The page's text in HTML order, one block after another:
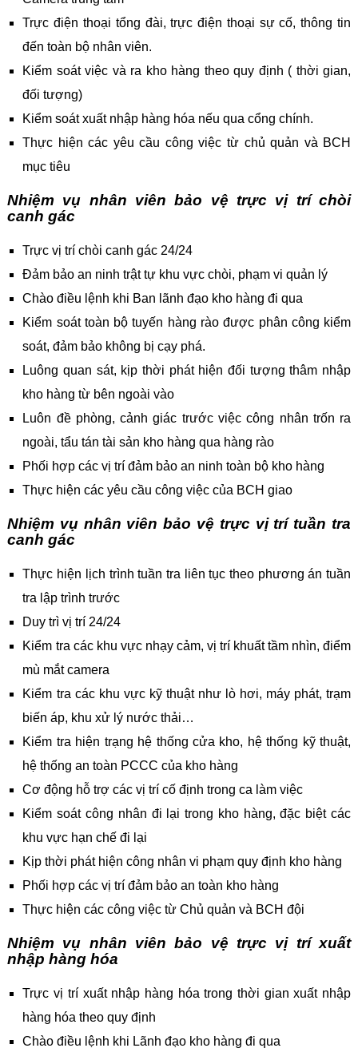
Trực điện thoại tổng đài, trực điện thoại sự cố, thông tin
đến toàn bộ nhân viên.
Kiểm soát việc và ra kho hàng theo quy định ( thời gian,
đối tượng)
Kiểm soát xuất nhập hàng hóa nếu qua cổng chính.
Thực hiện các yêu cầu công việc từ chủ quản và BCH
mục tiêu
Nhiệm vụ nhân viên bảo vệ trực vị trí chòi
canh gác
Trực vị trí chòi canh gác 24/24
Đảm bảo an ninh trật tự khu vực chòi, phạm vi quản lý
Chào điều lệnh khi Ban lãnh đạo kho hàng đi qua
Kiểm soát toàn bộ tuyến hàng rào được phân công kiểm
soát, đảm bảo không bị cạy phá.
Luông quan sát, kịp thời phát hiện đối tượng thâm nhập
kho hàng từ bên ngoài vào
Luôn đề phòng, cảnh giác trước việc công nhân trốn ra
ngoài, tẩu tán tài sản kho hàng qua hàng rào
Phối hợp các vị trí đảm bảo an ninh toàn bộ kho hàng
Thực hiện các yêu cầu công việc của BCH giao
Nhiệm vụ nhân viên bảo vệ trực vị trí tuần tra
canh gác
Thực hiện lịch trình tuần tra liên tục theo phương án tuần
tra lập trình trước
Duy trì vị trí 24/24
Kiểm tra các khu vực nhạy cảm, vị trí khuất tầm nhìn, điểm
mù mắt camera
Kiểm tra các khu vực kỹ thuật như lò hơi, máy phát, trạm
biến áp, khu xử lý nước thải…
Kiểm tra hiện trạng hệ thống cửa kho, hệ thống kỹ thuật,
hệ thống an toàn PCCC của kho hàng
Cơ động hỗ trợ các vị trí cố định trong ca làm việc
Kiểm soát công nhân đi lại trong kho hàng, đặc biệt các
khu vực hạn chế đi lại
Kịp thời phát hiện công nhân vi phạm quy định kho hàng
Phối hợp các vị trí đảm bảo an toàn kho hàng
Thực hiện các công việc từ Chủ quản và BCH đội
Nhiệm vụ nhân viên bảo vệ trực vị trí xuất
nhập hàng hóa
Trực vị trí xuất nhập hàng hóa trong thời gian xuất nhập
hàng hóa theo quy định
Chào điều lệnh khi Lãnh đạo kho hàng đi qua